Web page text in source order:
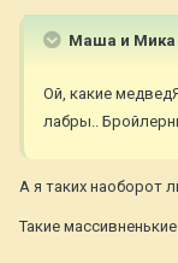
Маша и Мика
Ой, какие
лабры..
А я таких наоборот
Такие